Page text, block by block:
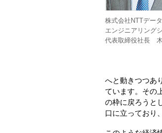
株式会社NTTデータ
エンジニアリング
代表取締役社長
へと動きつつあ
ています。その
の枠に戻ろうと
口に立っており